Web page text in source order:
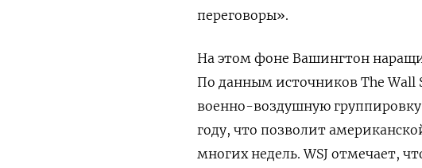
переговоры».
На этом фоне Вашингтон
По данным источников The
военно-воздушную
году, что позволит
многих недель. WSJ отмечает,